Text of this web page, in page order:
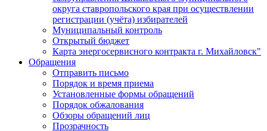
округа ставропольского края при осуществлении
регистрации (учёта) избирателей
Муниципальный контроль
Открытый бюджет
Карта энергосервисного контракта г. Михайловск"
Обращения
Отправить письмо
Порядок и время приема
Установленные формы обращений
Порядок обжалования
Обзоры обращений лиц
Прозрачность